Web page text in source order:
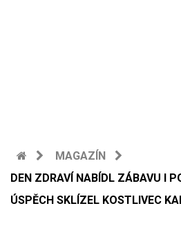
MAGAZÍN
DEN ZDRAVÍ NABÍDL ZÁBAVU I
ÚSPĚCH SKLÍZEL KOSTLIVEC